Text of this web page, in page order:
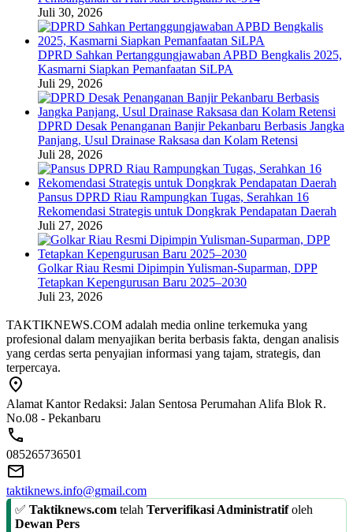
Juli 30, 2026
DPRD Sahkan Pertanggungjawaban APBD Bengkalis 2025,
Kasmarni Siapkan Pemanfaatan SiLPA
Juli 29, 2026
DPRD Desak Penanganan Banjir Pekanbaru Berbasis Jangka
Panjang, Usul Drainase Raksasa dan Kolam Retensi
Juli 28, 2026
Pansus DPRD Riau Rampungkan Tugas, Serahkan 16
Rekomendasi Strategis untuk Dongkrak Pendapatan Daerah
Juli 27, 2026
Golkar Riau Resmi Dipimpin Yulisman-Suparman, DPP
Tetapkan Kepengurusan Baru 2025–2030
Juli 23, 2026
TAKTIKNEWS.COM adalah media online terkemuka yang
profesional dalam menyajikan berita berbasis fakta, dengan analisis
yang cerdas serta penyajian informasi yang tajam, strategis, dan
terpercaya.
Alamat Kantor Redaksi: Jalan Sentosa Perumahan Alifa Blok R.
No.08 - Pekanbaru
085265736501
taktiknews.info@gmail.com
✅ Taktiknews.com telah Terverifikasi Administratifoleh
Dewan Pers